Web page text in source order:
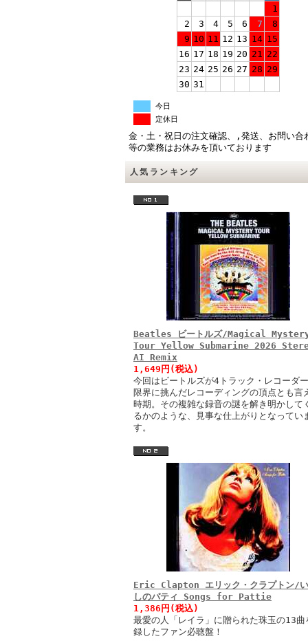
1
2
3 4 5 6 7
8
9 10 11 12 13 14 15
16 17 18 19 20 21 22
23 24 25 26 27 28 29
30 31
今日
定休日
金・土・祝日の注文確認、,発送、お問い合
等の業務はお休みを頂いております
人気ランキング
Beatles ビートルズ/Magical
Tour Yellow Submarine 2026
AI Remix
1,649円(税込)
今回はビートルズが4トラック・レコーダ
限界に挑んだレコーディングの頂点とも言
時期。その複雑な録音の謎を解き明かして
るかのような、見事な仕上がりとなってい
す。
Eric Clapton エリック・クラプトン/
しのパティ Songs for Pattie
1,386円(税込)
最愛の人「レイラ」に贈られた珠玉の13曲
録したファン必聴盤！